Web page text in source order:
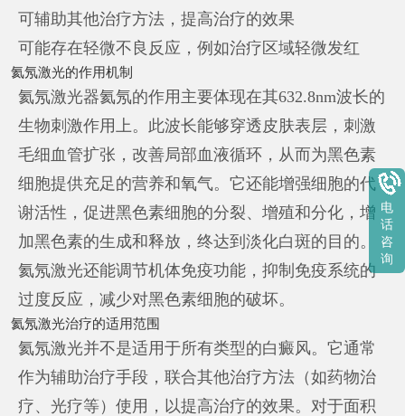
可辅助其他治疗方法，提高治疗的效果
可能存在轻微不良反应，例如治疗区域轻微发红
氦氖激光的作用机制
氦氖激光器氦氖的作用主要体现在其632.8nm波长的
生物刺激作用上。此波长能够穿透皮肤表层，刺激
毛细血管扩张，改善局部血液循环，从而为黑色素
细胞提供充足的营养和氧气。它还能增强细胞的代
谢活性，促进黑色素细胞的分裂、增殖和分化，增
加黑色素的生成和释放，终达到淡化白斑的目的。
氦氖激光还能调节机体免疫功能，抑制免疫系统的
过度反应，减少对黑色素细胞的破坏。
氦氖激光治疗的适用范围
氦氖激光并不是适用于所有类型的白癜风。它通常
作为辅助治疗手段，联合其他治疗方法（如药物治
疗、光疗等）使用，以提高治疗的效果。对于面积
电
话
咨
询